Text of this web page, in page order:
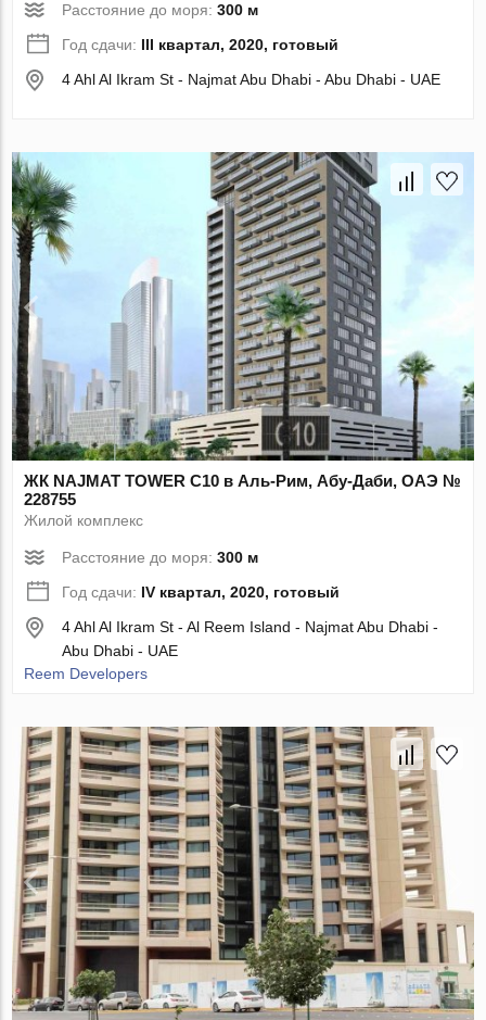
Расстояние до моря:300 м
Год сдачи: III квартал, 2020, готовый
4 Ahl Al Ikram St - Najmat Abu Dhabi - Abu Dhabi - UAE
ЖК NAJMAT TOWER C10 в Аль-Рим, Абу-Даби, ОАЭ №
228755
Жилой комплекс
Расстояние до моря:300 м
Год сдачи: IV квартал, 2020, готовый
4 Ahl Al Ikram St - Al Reem Island - Najmat Abu Dhabi -
Abu Dhabi - UAE
Reem Developers